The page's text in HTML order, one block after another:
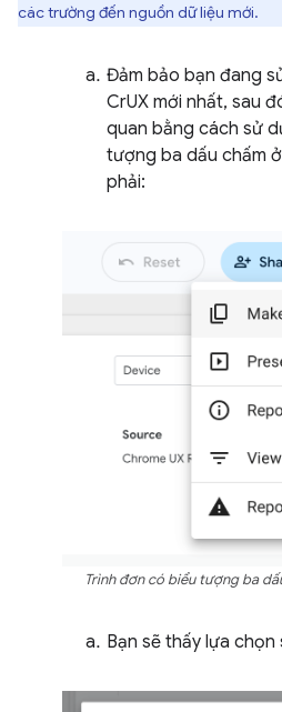
các trường đến nguồn dữ liệu mới.
Đảm bảo bạn đang
CrUX mới nhất, sau
quan bằng cách sử
tượng ba dấu chấm
phải:
Trình đơn có biểu tượng ba
Bạn sẽ thấy lựa chọn